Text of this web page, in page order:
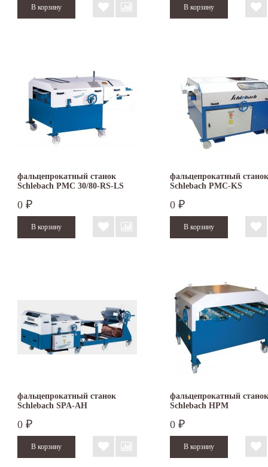
фальцепрокатный станок
Schlebach PMC 30/80-RS-LS
0 ₽
фальцепрокатный станок
Schlebach PMC-KS
0 ₽
фальцепрокатный станок
Schlebach SPA-AH
0 ₽
фальцепрокатный станок
Schlebach HPM
0 ₽